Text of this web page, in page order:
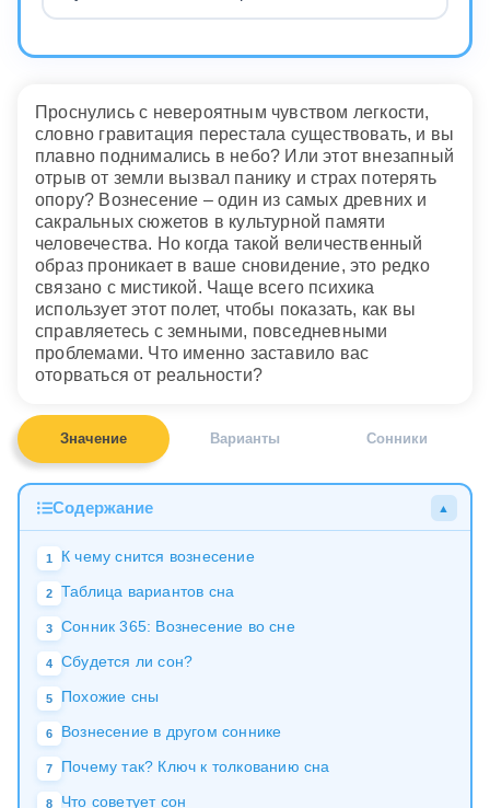
Проснулись с невероятным чувством легкости,
словно гравитация перестала существовать, и вы
плавно поднимались в небо? Или этот внезапный
отрыв от земли вызвал панику и страх потерять
опору? Вознесение – один из самых древних и
сакральных сюжетов в культурной памяти
человечества. Но когда такой величественный
образ проникает в ваше сновидение, это редко
связано с мистикой. Чаще всего психика
использует этот полет, чтобы показать, как вы
справляетесь с земными, повседневными
проблемами. Что именно заставило вас
оторваться от реальности?
Значение Варианты Сонники
Содержание ▲
1 К чему снится вознесение
2 Таблица вариантов сна
3 Сонник 365: Вознесение во сне
4 Сбудется ли сон?
5 Похожие сны
6 Вознесение в другом соннике
7 Почему так? Ключ к толкованию сна
8 Что советует сон